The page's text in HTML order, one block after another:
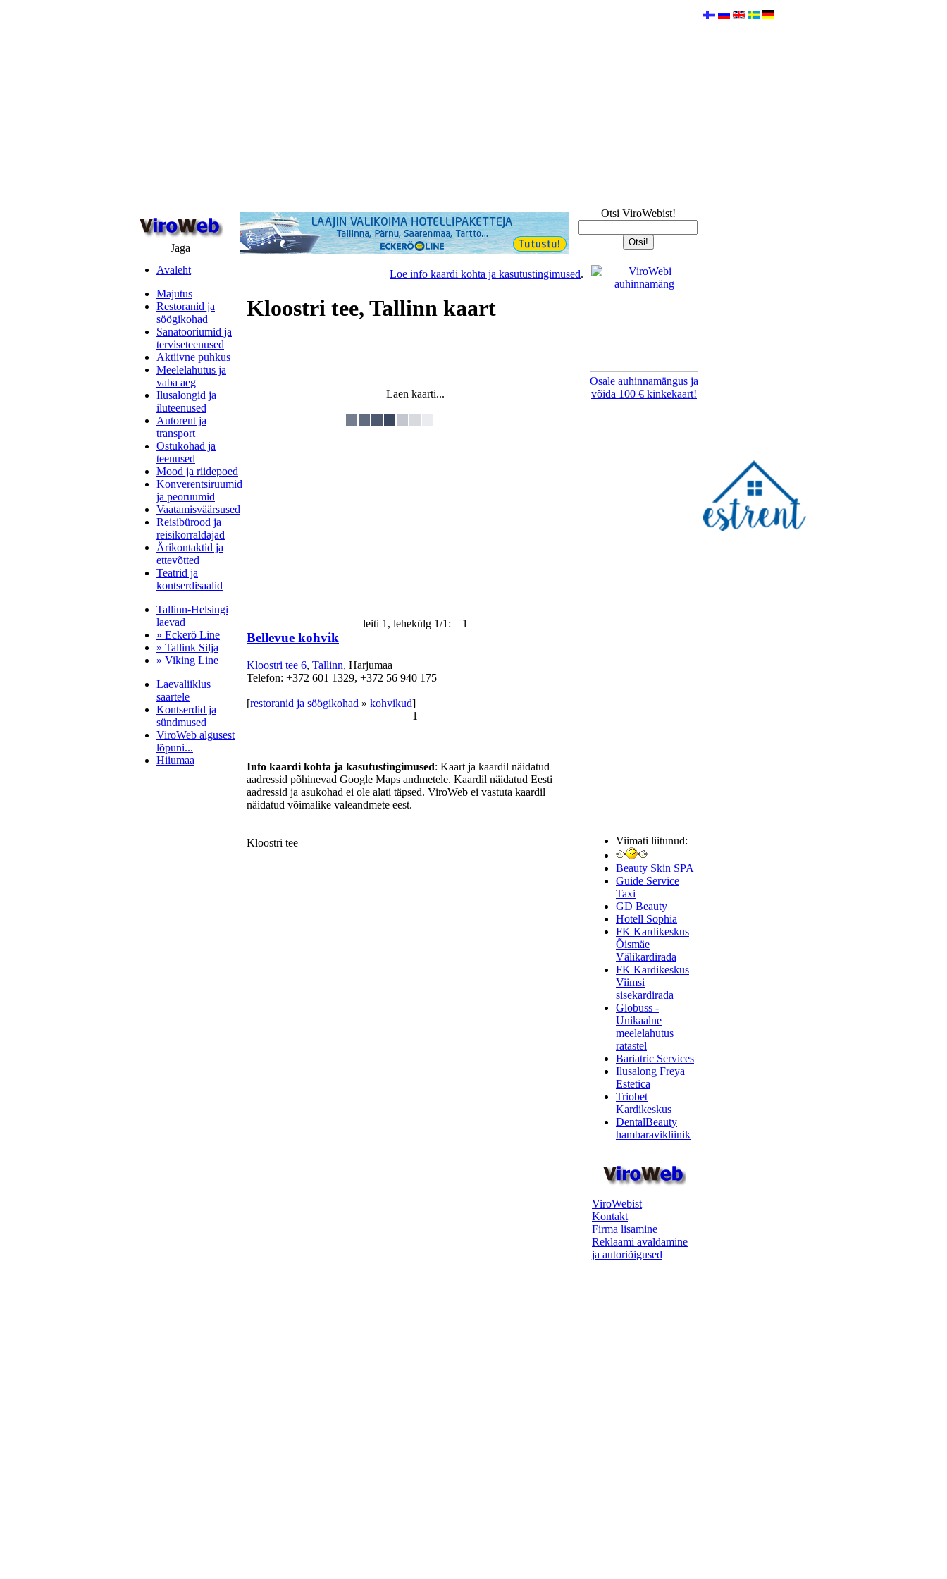
Jaga
Otsi ViroWebist!
Avaleht
Majutus
Restoranid ja
söögikohad
Sanatooriumid ja
terviseteenused
Aktiivne puhkus
Meelelahutus ja
vaba aeg
Ilusalongid ja
iluteenused
Autorent ja
transport
Ostukohad ja
teenused
Mood ja riidepoed
Konverentsiruumid
ja peoruumid
Vaatamisväärsused
Reisibürood ja
reisikorraldajad
Ärikontaktid ja
ettevõtted
Teatrid ja
kontserdisaalid
Tallinn-Helsingi
laevad
» Eckerö Line
» Tallink Silja
» Viking Line
Laevaliiklus
saartele
Kontserdid ja
sündmused
ViroWeb algusest
lõpuni...
Hiiumaa
Loe info kaardi kohta ja kasutustingimused.
Kloostri tee, Tallinn kaart
Laen kaarti...
leiti 1, lehekülg 1/1: 1
Bellevue kohvik
Kloostri tee 6, Tallinn, Harjumaa
Telefon: +372 601 1329, +372 56 940 175
[restoranid ja söögikohad » kohvikud]
1
Info kaardi kohta ja kasutustingimused: Kaart ja kaardil näidatud
aadressid põhinevad Google Maps andmetele. Kaardil näidatud Eesti
aadressid ja asukohad ei ole alati täpsed. ViroWeb ei vastuta kaardil
näidatud võimalike valeandmete eest.
Kloostri tee
Osale auhinnamängus ja
võida 100 € kinkekaart!
Viimati liitunud:
Beauty Skin SPA
Guide Service
Taxi
GD Beauty
Hotell Sophia
FK Kardikeskus
Õismäe
Välikardirada
FK Kardikeskus
Viimsi
sisekardirada
Globuss -
Unikaalne
meelelahutus
ratastel
Bariatric Services
Ilusalong Freya
Estetica
Triobet
Kardikeskus
DentalBeauty
hambaravikliinik
ViroWebist
Kontakt
Firma lisamine
Reklaami avaldamine
ja autoriõigused